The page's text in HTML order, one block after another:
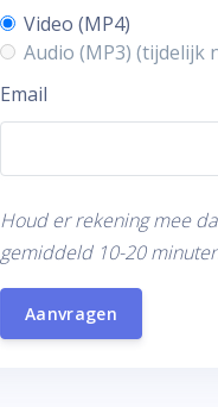
Video (MP4)
Audio (MP3) (tijdelijk
Email
Houd er rekening mee
gemiddeld 10-20
Aanvragen